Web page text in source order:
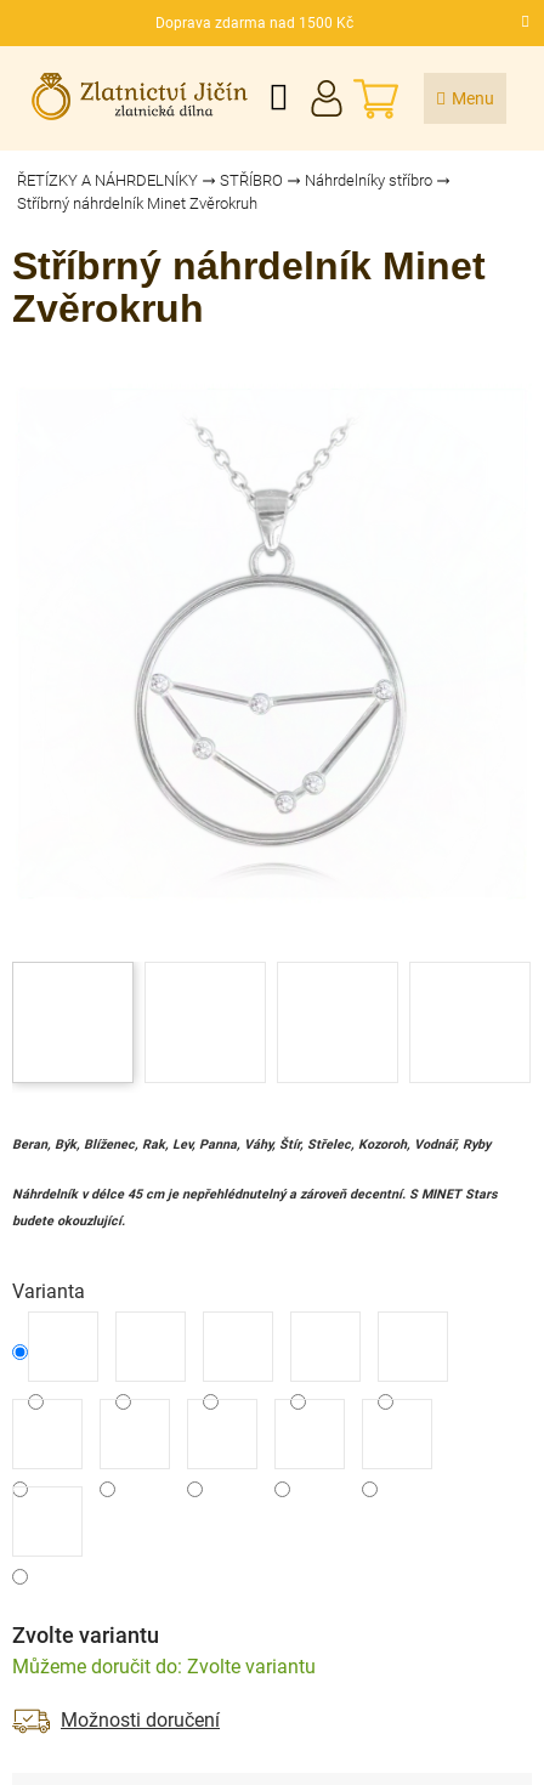
Doprava zdarma nad 1500 Kč
CZK
NÁKUPNÍ
KOŠÍK
ŘETÍZKY A NÁHRDELNÍKY STŘÍBRO
Náhrdelníky stříbro
Stříbrný náhrdelník Minet Zvěrokruh
Stříbrný náhrdelník Minet
Zvěrokruh
Varianta
Beran, Býk, Blíženec, Rak, Lev, Panna, Váhy, Štír, Střelec, Kozoroh, Vodnář, Ryby
Náhrdelník v délce 45 cm je nepřehlédnutelný a zároveň decentní. S MINET Stars
budete okouzlující.
Zvolte variantu
Zvolte variantu
Možnosti doručení